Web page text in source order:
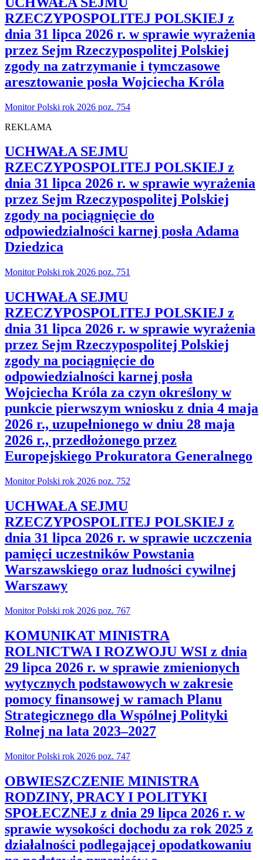
RZECZYPOSPOLITEJ POLSKIEJ z
dnia 31 lipca 2026 r. w sprawie wyrażenia
przez Sejm Rzeczypospolitej Polskiej
zgody na zatrzymanie i tymczasowe
aresztowanie posła Wojciecha Króla
Monitor Polski rok 2026 poz. 754
REKLAMA
UCHWAŁA SEJMU
RZECZYPOSPOLITEJ POLSKIEJ z
dnia 31 lipca 2026 r. w sprawie wyrażenia
przez Sejm Rzeczypospolitej Polskiej
zgody na pociągnięcie do
odpowiedzialności karnej posła Adama
Dziedzica
Monitor Polski rok 2026 poz. 751
UCHWAŁA SEJMU
RZECZYPOSPOLITEJ POLSKIEJ z
dnia 31 lipca 2026 r. w sprawie wyrażenia
przez Sejm Rzeczypospolitej Polskiej
zgody na pociągnięcie do
odpowiedzialności karnej posła
Wojciecha Króla za czyn określony w
punkcie pierwszym wniosku z dnia 4 maja
2026 r., uzupełnionego w dniu 28 maja
2026 r., przedłożonego przez
Europejskiego Prokuratora Generalnego
Monitor Polski rok 2026 poz. 752
UCHWAŁA SEJMU
RZECZYPOSPOLITEJ POLSKIEJ z
dnia 31 lipca 2026 r. w sprawie uczczenia
pamięci uczestników Powstania
Warszawskiego oraz ludności cywilnej
Warszawy
Monitor Polski rok 2026 poz. 767
KOMUNIKAT MINISTRA
ROLNICTWA I ROZWOJU WSI z dnia
29 lipca 2026 r. w sprawie zmienionych
wytycznych podstawowych w zakresie
pomocy finansowej w ramach Planu
Strategicznego dla Wspólnej Polityki
Rolnej na lata 2023–2027
Monitor Polski rok 2026 poz. 747
OBWIESZCZENIE MINISTRA
RODZINY, PRACY I POLITYKI
SPOŁECZNEJ z dnia 29 lipca 2026 r. w
sprawie wysokości dochodu za rok 2025 z
działalności podlegającej opodatkowaniu